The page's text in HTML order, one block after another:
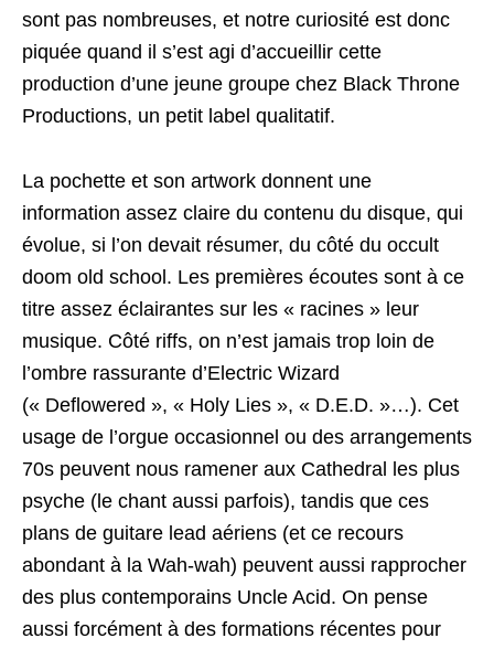
sont pas nombreuses, et notre curiosité est donc
piquée quand il s’est agi d’accueillir cette
production d’une jeune groupe chez Black Throne
Productions, un petit label qualitatif.
La pochette et son artwork donnent une
information assez claire du contenu du disque, qui
évolue, si l’on devait résumer, du côté du occult
doom old school. Les premières écoutes sont à ce
titre assez éclairantes sur les « racines » leur
musique. Côté riffs, on n’est jamais trop loin de
l’ombre rassurante d’Electric Wizard
(« Deflowered », « Holy Lies », « D.E.D. »…). Cet
usage de l’orgue occasionnel ou des arrangements
70s peuvent nous ramener aux Cathedral les plus
psyche (le chant aussi parfois), tandis que ces
plans de guitare lead aériens (et ce recours
abondant à la Wah-wah) peuvent aussi rapprocher
des plus contemporains Uncle Acid. On pense
aussi forcément à des formations récentes pour